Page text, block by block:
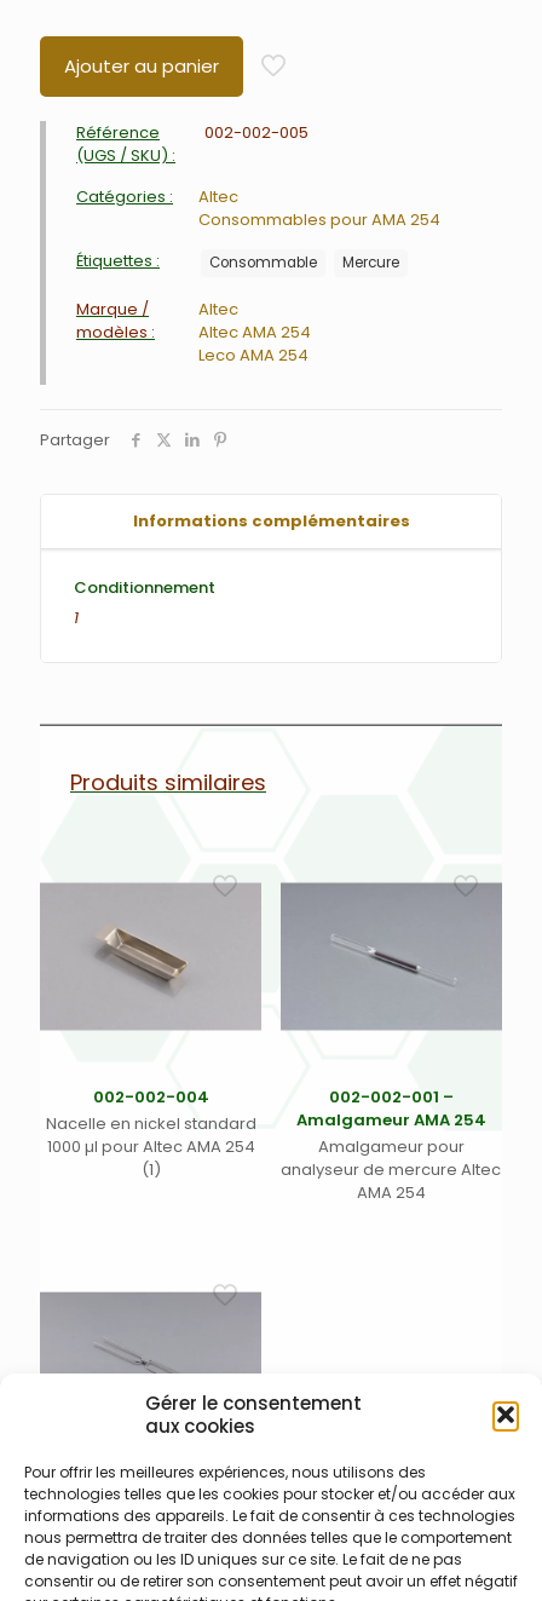
Gérer le consentement
aux cookies
Pour offrir les meilleures expériences, nous utilisons des
technologies telles que les cookies pour stocker et/ou accéder aux
informations des appareils. Le fait de consentir à ces technologies
nous permettra de traiter des données telles que le comportement
de navigation ou les ID uniques sur ce site. Le fait de ne pas
consentir ou de retirer son consentement peut avoir un effet négatif
Ajouter au panier
Référence
(UGS / SKU) :
002-002-005
Catégories :
Altec
Consommables pour AMA 254
Étiquettes :
Consommable Mercure
Marque /
modèles :
Altec
Altec AMA 254
Leco AMA 254
Partager
Informations complémentaires
Conditionnement
1
Produits similaires
002-002-004
Nacelle en nickel standard
1000 µl pour Altec AMA 254
(1)
002-002-001 –
Amalgameur AMA 254
Amalgameur pour
analyseur de mercure Altec
AMA 254
002-002-008
Support pour nacelle 500 µl
pour analyseur de mercure
Altec AMA 254 (1)